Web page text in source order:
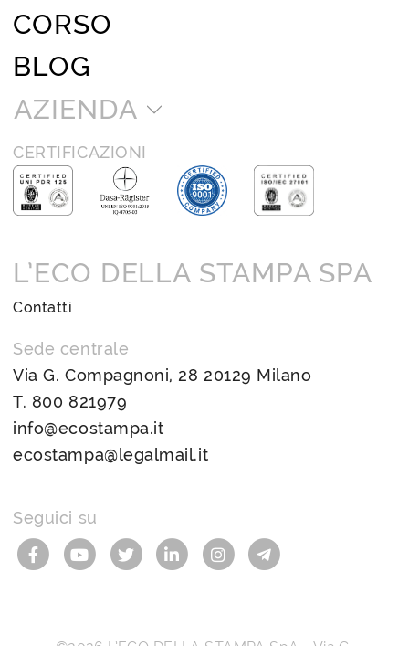
CORSO
BLOG
AZIENDA
CERTIFICAZIONI
L’ECO DELLA STAMPA SPA
Contatti
Sede centrale
Via G. Compagnoni, 28 20129 Milano
T. 800 821979
info@ecostampa.it
ecostampa@legalmail.it
Seguici su